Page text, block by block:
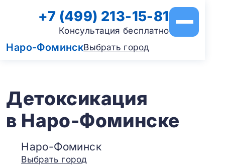
Наро-ФоминскВыбрать город
+7 (499) 213-15-81
Консультация бесплатно
Детоксикация
в Наро-Фоминске
Наро-Фоминск
Выбрать город